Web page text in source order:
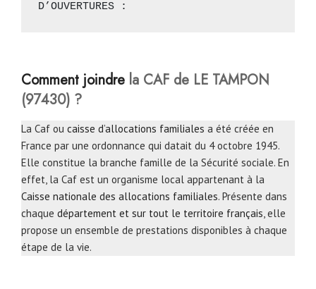
D’OUVERTURES :
Comment joindre la CAF de LE TAMPON
(97430) ?
La Caf ou caisse d’allocations familiales a été créée en
France par une ordonnance qui datait du 4 octobre 1945.
Elle constitue la branche famille de la Sécurité sociale. En
effet, la Caf est un organisme local appartenant à la
Caisse nationale des allocations familiales. Présente dans
chaque département et sur tout le territoire français, elle
propose un ensemble de prestations disponibles à chaque
étape de la vie.